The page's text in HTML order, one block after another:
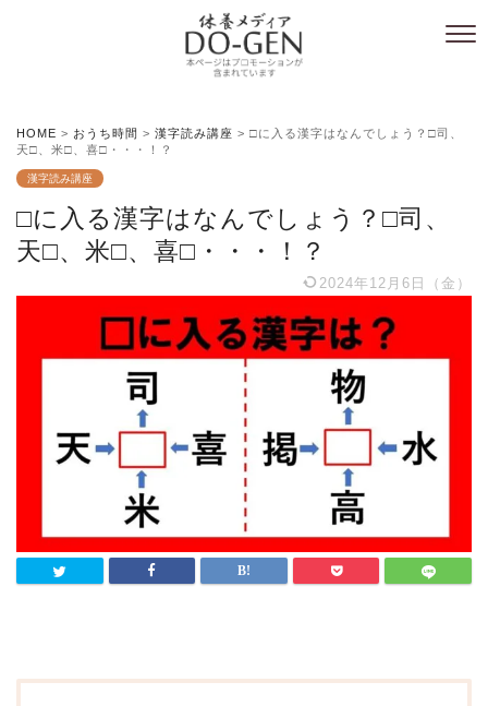
HOME > おうち時間 > 漢字読み講座 > □に入る漢字はなんでしょう？□司、
天□、米□、喜□・・・！？
漢字読み講座
□に入る漢字はなんでしょう？□司、
天□、米□、喜□・・・！？
2024年12月6日（金）